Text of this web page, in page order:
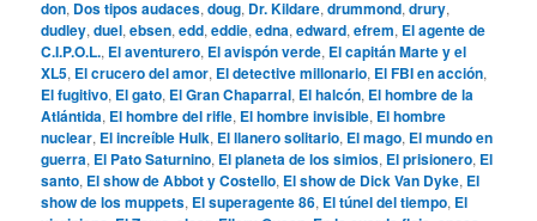
don, Dos tipos audaces,doug, Dr. Kildare,drummond,drury,
dudley,duel,ebsen,edd,eddie,edna,edward,efrem, El agente de
C.I.P.O.L., El aventurero, El avispón verde, El capitán Marte y el
XL5, El crucero del amor, El detective millonario, El FBI en acción,
El fugitivo, El gato, El Gran Chaparral, El halcón, El hombre de la
Atlántida, El hombre del rifle, El hombre invisible, El hombre
nuclear, El increíble Hulk, El llanero solitario, El mago, El mundo en
guerra, El Pato Saturnino, El planeta de los simios, El prisionero, El
santo, El show de Abbot y Costello, El show de Dick Van Dyke, El
show de los muppets, El superagente 86, El túnel del tiempo, El